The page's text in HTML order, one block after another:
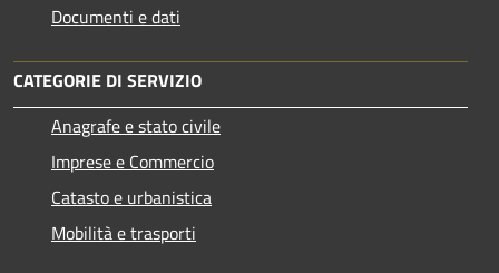
Documenti e dati
CATEGORIE DI SERVIZIO
Anagrafe e stato civile
Imprese e Commercio
Catasto e urbanistica
Mobilità e trasporti